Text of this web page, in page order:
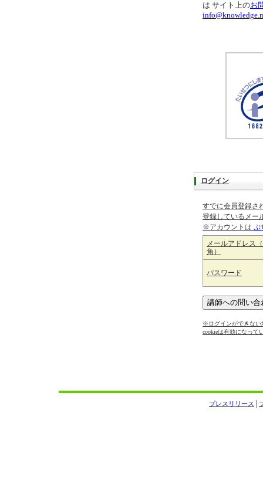
は サイト上のお
ログイン
すでに会員登録さ
登録しているメー
※アカウントは ぷ
メールアドレス
角）
パスワード
※ログインができない
cookieは有効になって
プレスリリース